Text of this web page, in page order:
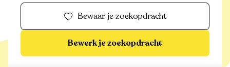
Bewaar je zoekopdracht
Bewerk je zoekopdracht